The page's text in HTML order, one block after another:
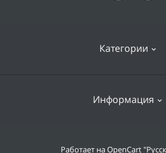
Категории
Информация
Доставка и оплата
Работает наOpenCart